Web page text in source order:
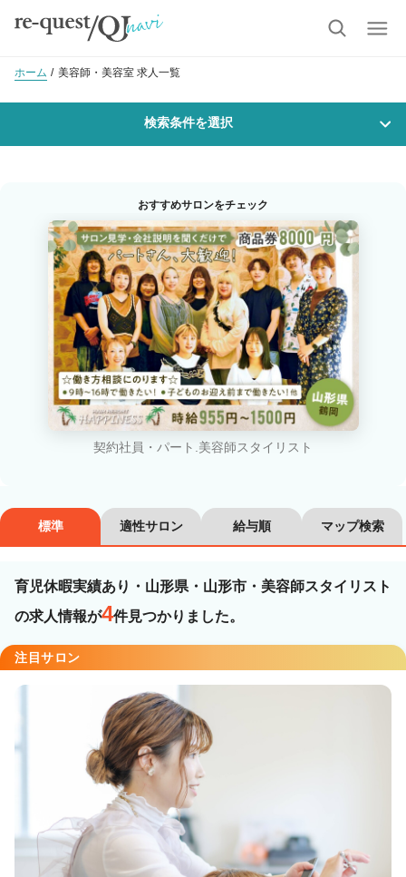
ホーム 美容師・美容室 求人一覧
検索条件を選択
沿線・駅を選択 市区町村を選択
山形市
職種・技能ランク
美容師スタイリスト 美容師アシスタント
カラーリスト フロント・レセプション
ネイリスト エステティシャン
講師・インストラクター 営業・販売スタッフ・その他
業務委託・フリーランス
詳細条件
育児休暇実績あり
この条件の求人数4件
おすすめサロンをチェック
契約社員・パート.美容師スタイリスト
標準 適性サロン 給与順 マップ検索
育児休暇実績あり・山形県・山形市・美容師スタイリスト
の求人情報が4件見つかりました。
注目サロン